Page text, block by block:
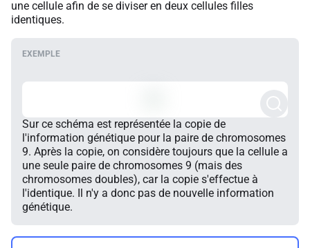
une cellule afin de se diviser en deux cellules filles
identiques.
Sur ce schéma est représentée la copie de
l'information génétique pour la paire de chromosomes
9. Après la copie, on considère toujours que la cellule a
une seule paire de chromosomes 9 (mais des
chromosomes doubles), car la copie s'effectue à
l'identique. Il n'y a donc pas de nouvelle information
génétique.